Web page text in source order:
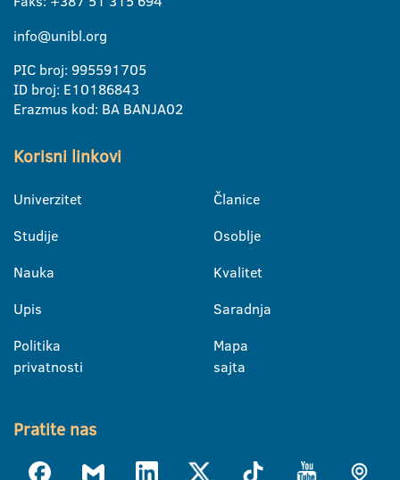
info@unibl.org
PIC broj: 995591705
ID broj: E10186843
Erazmus kod: BA BANJA02
Korisni linkovi
Univerzitet
Studije
Nauka
Upis
Politika
privatnosti
Članice
Osoblje
Kvalitet
Saradnja
Mapa
sajta
Pratite nas